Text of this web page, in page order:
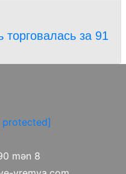
за 91
protected]
mən 8